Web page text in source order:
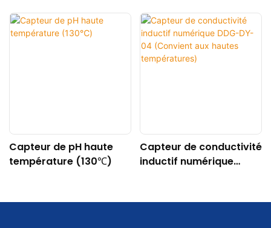
Capteur de pH haute
température (130℃)
Capteur de conductivité
inductif numérique
températures)